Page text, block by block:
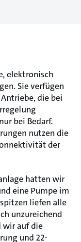
elektronisch
Sie verfügen
die bei
bei Bedarf.
nutzen die
der
hatten wir
eine Pumpe im
liefen alle
unzureichend
wir auf die
und 22-